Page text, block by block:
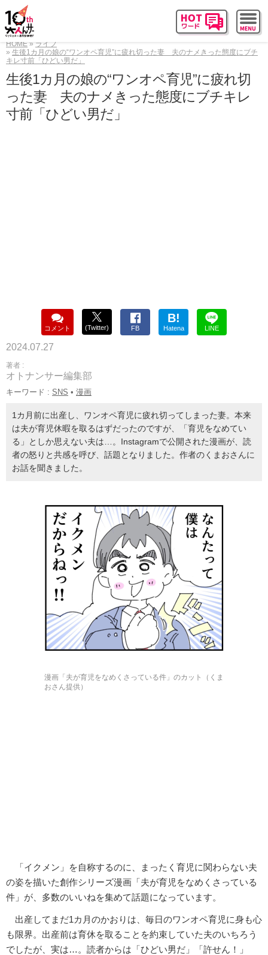
HOME
ライフ
生後1カ月の娘の“ワンオペ育児”に疲れ切った妻 夫のナメきった態度にブチ
キレ寸前「ひどい男だ」
生後1カ月の娘の“ワンオペ育児”に疲れ切
った妻 夫のナメきった態度にブチキレ
寸前「ひどい男だ」
コメント (Twitter) FB
B!
Hatena LINE
2024.07.27
著者 :
オトナンサー編集部
キーワード : SNS • 漫画
1カ月前に出産し、ワンオペ育児に疲れ切ってしまった妻。本来
は夫が育児休暇を取るはずだったのですが、「育児をなめてい
る」としか思えない夫は…。Instagramで公開された漫画が、読
者の怒りと共感を呼び、話題となりました。作者のくまおさんに
お話を聞きました。
漫画「夫が育児をなめくさっている件」のカット（くま
おさん提供）
「イクメン」を自称するのに、まったく育児に関わらない夫
の姿を描いた創作シリーズ漫画「夫が育児をなめくさっている
件」が、多数のいいねを集めて話題になっています。
出産してまだ1カ月のかおりは、毎日のワンオペ育児に身も心
も限界。出産前は育休を取ることを約束していた夫のいちろう
でしたが、実は…。読者からは「ひどい男だ」「許せん！」